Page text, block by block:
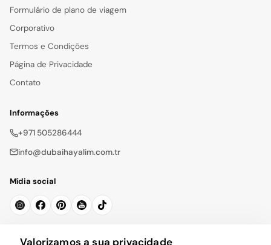
Formulário de plano de viagem
Corporativo
Termos e Condições
Página de Privacidade
Contato
Informações
+971 505286444
info@dubaihayalim.com.tr
Mídia social
Valorizamos a sua privacidade